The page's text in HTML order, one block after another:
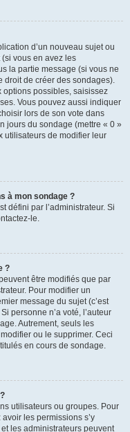
d’un nouveau sujet ou
(si vous en avez les
la partie message (si vous ne
droit de créer des sondages).
options possibles, saisissez
Vous pouvez aussi indiquer
lors de son vote dans
jours du sondage (mettre « 0 »
utilisateurs de modifier leur
à mon sondage ?
défini par l’administrateur. Si
le.
?
être modifiés que par
Pour modifier un
message du sujet (c’est
personne n’a voté, l’auteur
Autrement, seuls les
ou le supprimer. Ceci
en cours de sondage.
utilisateurs ou groupes. Pour
les permissions s’y
les administrateurs peuvent